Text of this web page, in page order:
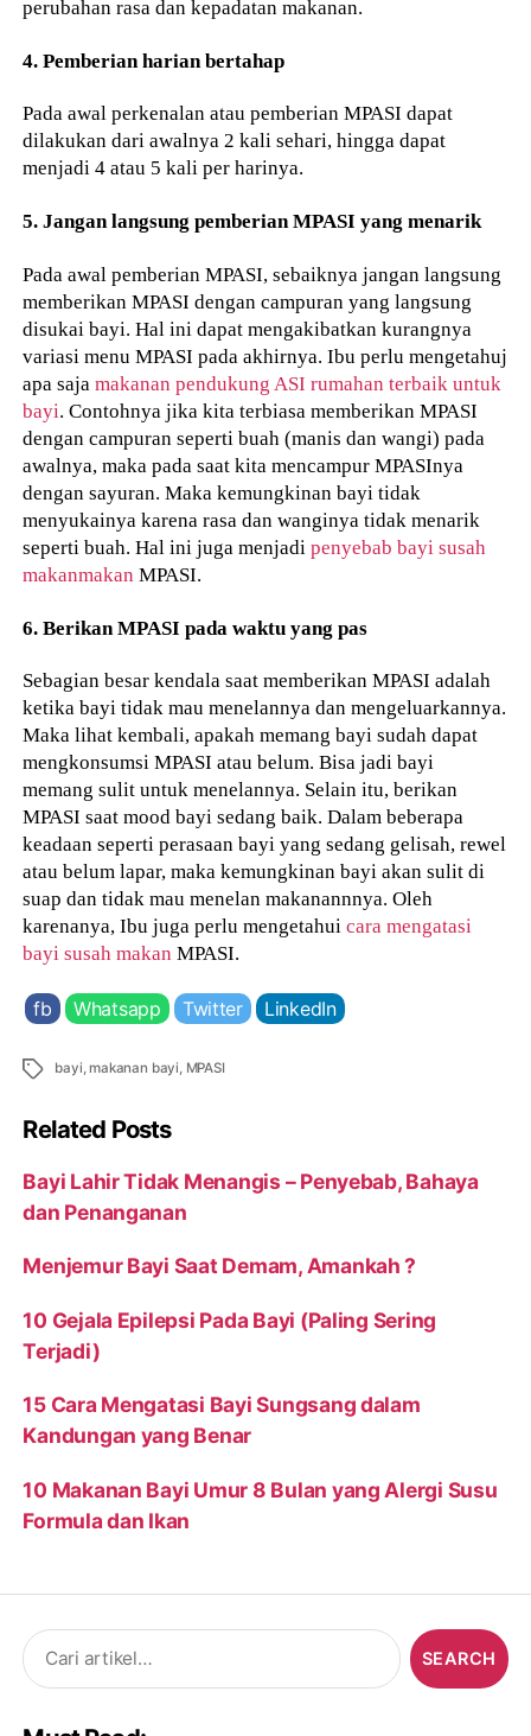
perubahan rasa dan kepadatan makanan.
4. Pemberian harian bertahap
Pada awal perkenalan atau pemberian MPASI dapat
dilakukan dari awalnya 2 kali sehari, hingga dapat
menjadi 4 atau 5 kali per harinya.
5. Jangan langsung pemberian MPASI yang menarik
Pada awal pemberian MPASI, sebaiknya jangan langsung
memberikan MPASI dengan campuran yang langsung
disukai bayi. Hal ini dapat mengakibatkan kurangnya
variasi menu MPASI pada akhirnya. Ibu perlu mengetahuj
apa sajamakanan pendukung ASI rumahan terbaik untuk
bayi. Contohnya jika kita terbiasa memberikan MPASI
dengan campuran seperti buah (manis dan wangi) pada
awalnya, maka pada saat kita mencampur MPASInya
dengan sayuran. Maka kemungkinan bayi tidak
menyukainya karena rasa dan wanginya tidak menarik
seperti buah. Hal ini juga menjadipenyebab bayi susah
makanmakan MPASI.
6. Berikan MPASI pada waktu yang pas
Sebagian besar kendala saat memberikan MPASI adalah
ketika bayi tidak mau menelannya dan mengeluarkannya.
Maka lihat kembali, apakah memang bayi sudah dapat
mengkonsumsi MPASI atau belum. Bisa jadi bayi
memang sulit untuk menelannya. Selain itu, berikan
MPASI saat mood bayi sedang baik. Dalam beberapa
keadaan seperti perasaan bayi yang sedang gelisah, rewel
atau belum lapar, maka kemungkinan bayi akan sulit di
suap dan tidak mau menelan makanannnya. Oleh
karenanya, Ibu juga perlu mengetahuicara mengatasi
bayi susah makan MPASI.
fb Whatsapp Twitter LinkedIn
Tags bayi,makanan bayi, MPASI
Related Posts
Bayi Lahir Tidak Menangis – Penyebab, Bahaya
dan Penanganan
Menjemur Bayi Saat Demam, Amankah ?
10 Gejala Epilepsi Pada Bayi (Paling Sering
Terjadi)
15 Cara Mengatasi Bayi Sungsang dalam
Kandungan yang Benar
10 Makanan Bayi Umur 8 Bulan yang Alergi Susu
Formula dan Ikan
Search
for: